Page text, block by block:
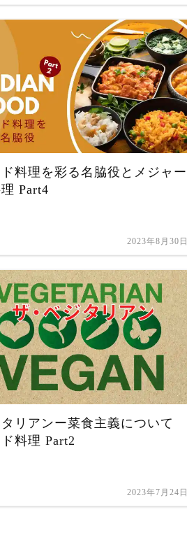
料理を彩る名脇役とメジャー
Part4
2023年8月30日
リアンー菜食主義について
料理 Part2
2023年7月24日